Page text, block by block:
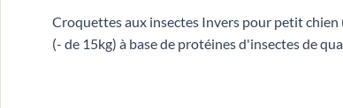
Croquettes aux insectes Invers pour petit
(- de 15kg) à base de protéines d'insectes de